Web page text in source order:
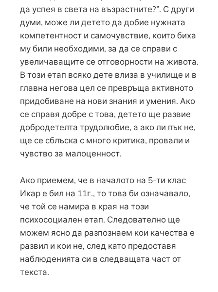
да успея в света на възрастните?”. С други
думи, може ли детето да добие нужната
компетентност и самочувствие, които биха
му били необходими, за да се справи с
увеличаващите се отговорности на живота.
В този етап всяко дете влиза в училище и в
главна негова цел се превръща активното
придобиване на нови знания и умения. Ако
се справя добре с това, детето ще развие
добродетелта трудолюбие, а ако ли пък не,
ще се сблъска с много критика, провали и
чувство за малоценност.
Ако приемем, че в началото на 5-ти клас
Икар е бил на 11г., то това би означавало,
че той се намира в края на този
психосоциален етап. Следователно ще
можем ясно да разпознаем кои качества е
развил и кои не, след като предоставя
наблюденията си в следващата част от
текста.